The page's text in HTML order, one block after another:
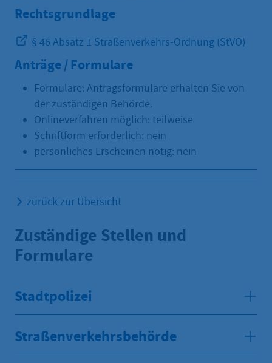
Rechtsgrundlage
§ 46 Absatz 1 Straßenverkehrs-Ordnung (StVO)
Anträge / Formulare
Formulare: Antragsformulare erhalten Sie von
der zuständigen Behörde.
Onlineverfahren möglich: teilweise
Schriftform erforderlich: nein
persönliches Erscheinen nötig: nein
zurück zur Übersicht
Zuständige Stellen und
Formulare
Stadtpolizei
Straßenverkehrsbehörde